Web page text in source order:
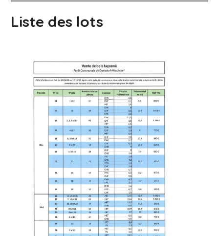
Liste des lots